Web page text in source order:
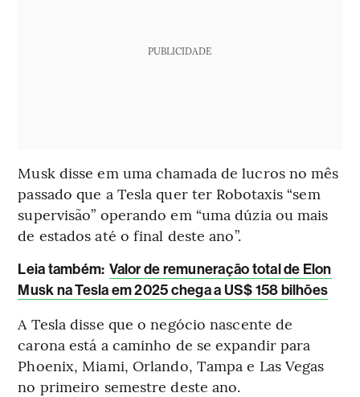
PUBLICIDADE
Musk disse em uma chamada de lucros no mês
passado que a Tesla quer ter Robotaxis “sem
supervisão” operando em “uma dúzia ou mais
de estados até o final deste ano”.
Leia também: Valor de remuneração total de Elon
Musk na Tesla em 2025 chega a US$ 158 bilhões
A Tesla disse que o negócio nascente de
carona está a caminho de se expandir para
Phoenix, Miami, Orlando, Tampa e Las Vegas
no primeiro semestre deste ano.